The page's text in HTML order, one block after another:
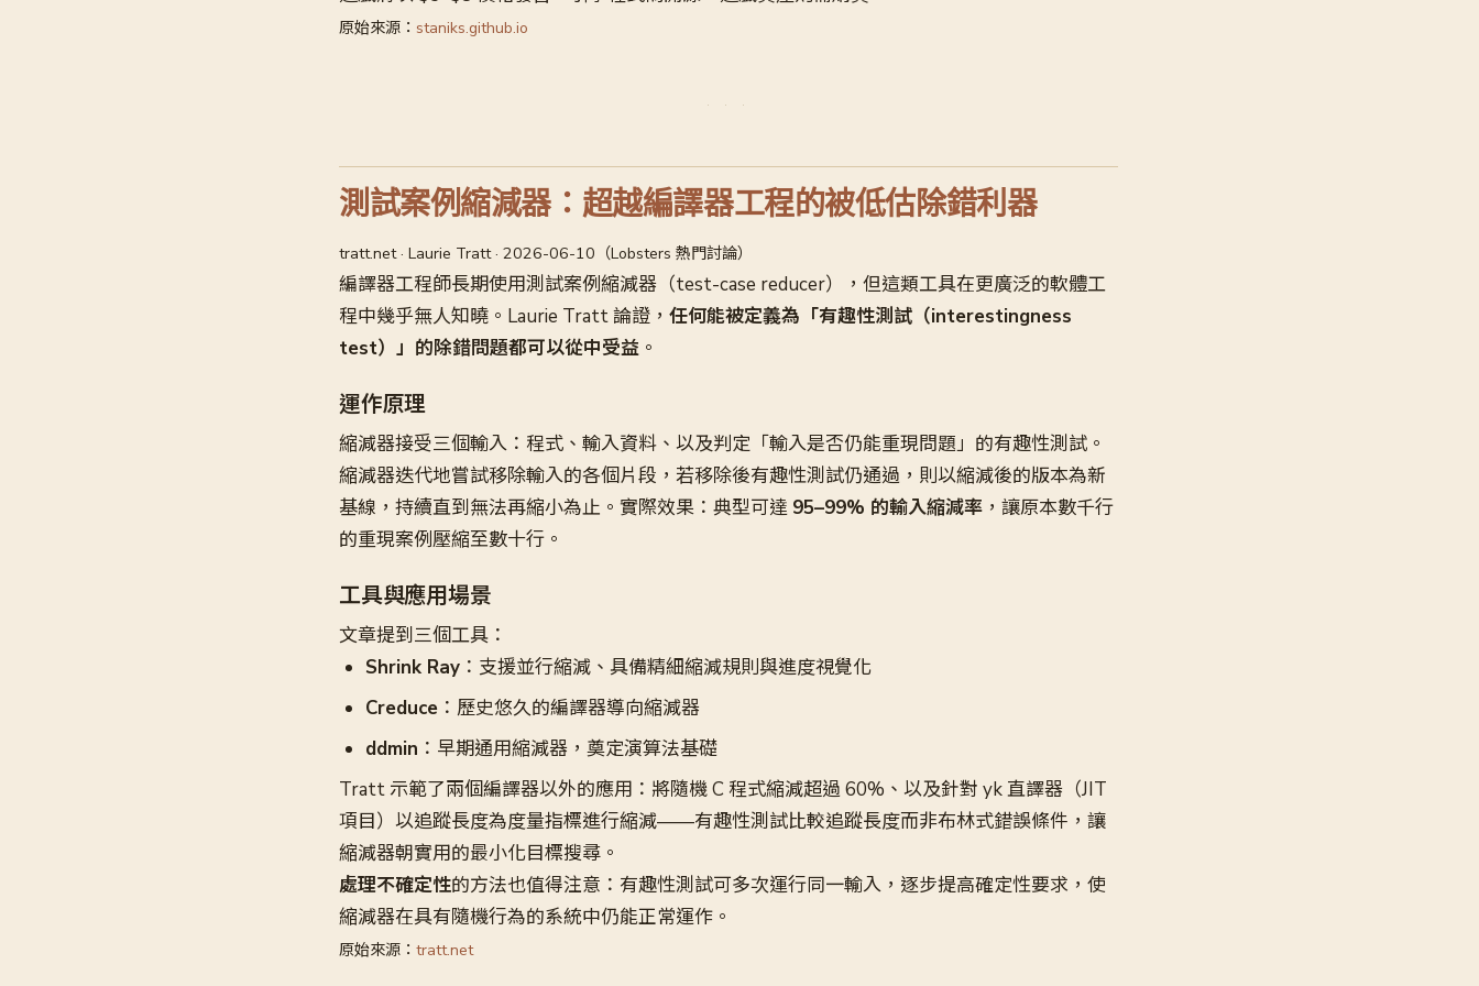
原始來源： staniks.github.io
測試案例縮減器：超越編譯器工程的被低估除錯利器
tratt.net · Laurie Tratt · 2026-06-10（Lobsters 熱門討論）
編譯器工程師長期使用測試案例縮減器（test-case reducer），但這類工具在更廣泛的軟體工
程中幾乎無人知曉。Laurie Tratt 論證， 任何能被定義為「有趣性測試（interestingness
test）」的除錯問題都可以從中受益 。
運作原理
縮減器接受三個輸入：程式、輸入資料、以及判定「輸入是否仍能重現問題」的有趣性測試。
縮減器迭代地嘗試移除輸入的各個片段，若移除後有趣性測試仍通過，則以縮減後的版本為新
基線，持續直到無法再縮小為止。實際效果：典型可達 95–99% 的輸入縮減率 ，讓原本數千行
的重現案例壓縮至數十行。
工具與應用場景
文章提到三個工具：
Shrink Ray ：支援並行縮減、具備精細縮減規則與進度視覺化
Creduce ：歷史悠久的編譯器導向縮減器
ddmin ：早期通用縮減器，奠定演算法基礎
Tratt 示範了兩個編譯器以外的應用：將隨機 C 程式縮減超過 60%、以及針對 yk 直譯器（JIT
項目）以追蹤長度為度量指標進行縮減——有趣性測試比較追蹤長度而非布林式錯誤條件，讓
縮減器朝實用的最小化目標搜尋。
處理不確定性的方法也值得注意：有趣性測試可多次運行同一輸入，逐步提高確定性要求，使
縮減器在具有隨機行為的系統中仍能正常運作。
原始來源： tratt.net